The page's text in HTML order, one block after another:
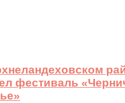
фестиваль